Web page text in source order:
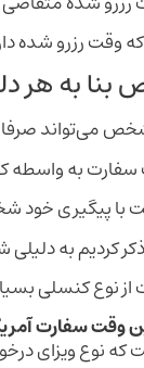
وقت رزرو شده
به هر
‌می‌تواند
به واسطه
با پیگیری
ذکر کردیم به
نوع کنسلی
وقت سفارت
که نوع ویزای